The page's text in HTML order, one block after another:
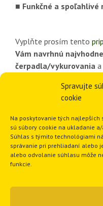
Spravujte
cookie
Na poskytovanie tých
sú súbory cookie na ukladanie
Súhlas s týmito technológiami
správanie pri prehliadaní alebo
alebo odvolanie súhlasu môže
funkcie.
■ Funkčné a spoľahlivé
Vyplňte prosím tento
Vám navrhnú
čerpadla/vykurovania
Naši odborníci vám